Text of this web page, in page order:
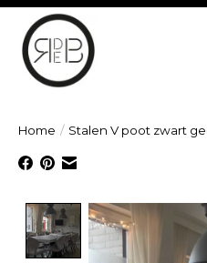
Home / Stalen V poot zwart
Product image